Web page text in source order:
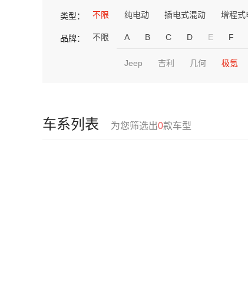
类型： 不限 纯电动 插电式混动 增程式
品牌： 不限 A B C D E F
Jeep 吉利 几何 极氪
车系列表 为您筛选出0款车型